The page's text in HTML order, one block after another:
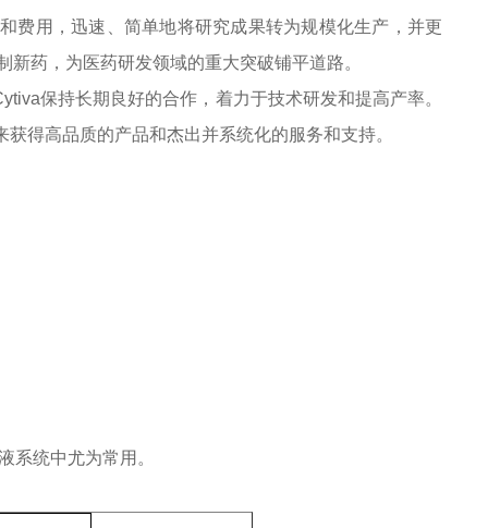
费用，迅速、简单地将研究成果转为规模化生产，并更
药，为医药研发领域的重大突破铺平道路。
保持长期良好的合作，着力于技术研发和提高产率。
得高品质的产品和杰出并系统化的服务和支持。
系统中尤为常用。